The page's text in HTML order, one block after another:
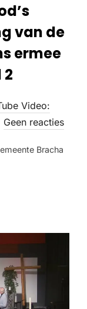
van de
ermee
2
Video:
Geen reacties
Bracha